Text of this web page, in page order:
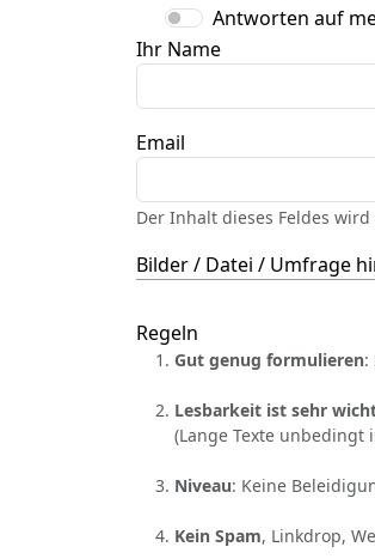
Antworten auf
Ihr Name
Email
Der Inhalt dieses Feldes
Bilder / Datei / Umfrage
Regeln
Gut genug formulieren:
Lesbarkeit ist sehr
(Lange Texte unbedingt
Niveau: Keine
Kein Spam, Linkdrop,